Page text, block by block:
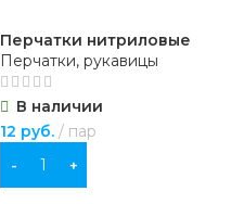
Перчатки нитриловые
Перчатки, рукавицы
В наличии
12 руб. пар
В КОРЗИНУ